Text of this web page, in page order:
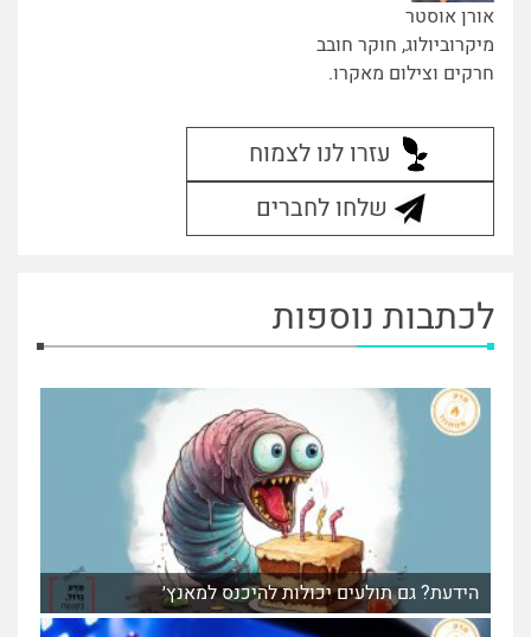
אורן אוסטר
מיקרוביולוג, חוקר חובב
חרקים וצילום מאקרו.
עזרו לנו לצמוח
שלחו לחברים
לכתבות נוספות
הידעת? גם תולעים יכולות להיכנס למאנץ׳